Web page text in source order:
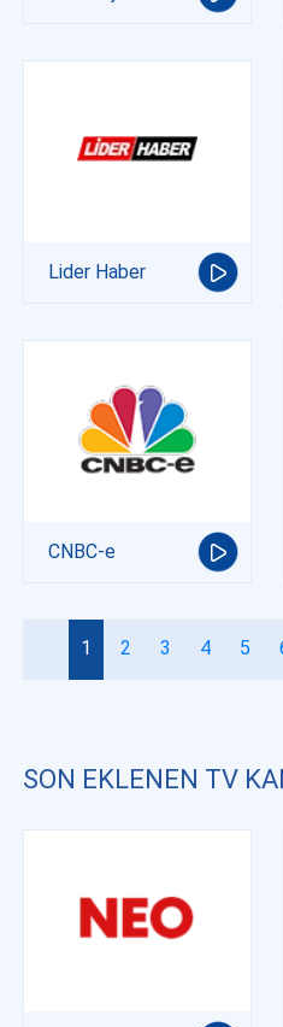
Lider Haber
CNBC-e
1 2 3 4 5
SON EKLENEN TV